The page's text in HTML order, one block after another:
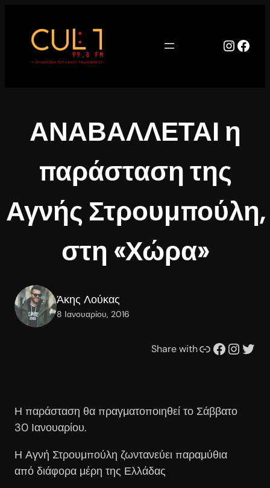
περιεχόμενο
ΑΝΑΒΑΛΛΕΤΑΙ η
παράσταση της
Αγνής Στρουμπούλη,
στη «Χώρα»
Άκης Λούκας
8 Ιανουαρίου, 2016
Share withΣυνδέσμου Facebook Instagram Twitter
Η παράσταση θα πραγματοποιηθεί το Σάββατο
30 Ιανουαρίου.
Η Αγνή Στρουμπούλη ζωντανεύει παραμύθια
από διάφορα μέρη της Ελλάδας